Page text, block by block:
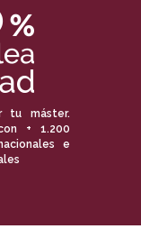
tu máster.
+ 1.200
e